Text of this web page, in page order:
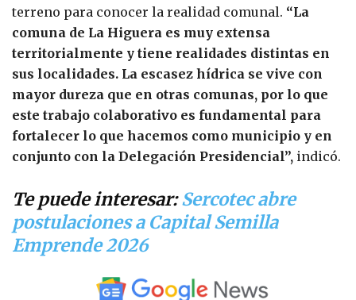
terreno para conocer la realidad comunal. “La
comuna de La Higuera es muy extensa
territorialmente y tiene realidades distintas en
sus localidades. La escasez hídrica se vive con
mayor dureza que en otras comunas, por lo que
este trabajo colaborativo es fundamental para
fortalecer lo que hacemos como municipio y en
conjunto con la Delegación Presidencial”, indicó.
Te puede interesar:Sercotec abre
postulaciones a Capital Semilla
Emprende 2026